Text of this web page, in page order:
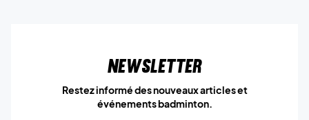
Newsletter
Restez informé des nouveaux articles et
événements badminton.